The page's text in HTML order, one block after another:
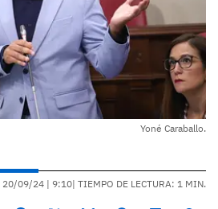
Yoné Caraballo.
20/09/24 | 9:10| TIEMPO DE LECTURA: 1 MIN.